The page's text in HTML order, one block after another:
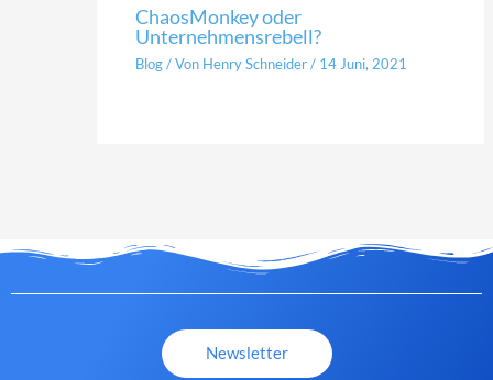
ChaosMonkey oder
Unternehmensrebell?
Blog/ Von Henry Schneider/ 14 Juni, 2021
Newsletter